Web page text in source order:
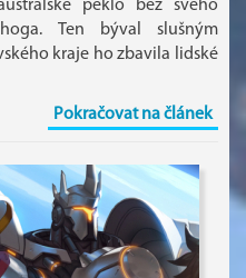
peklo bez svého
Ten býval slušným
kraje ho zbavila lidské
Pokračovat na článek